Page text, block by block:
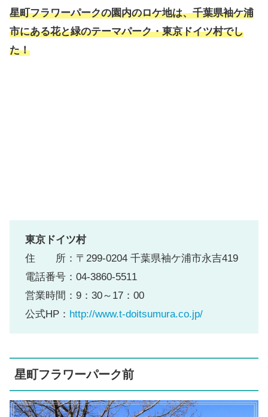
星町フラワーパークの園内のロケ地は、千葉県袖ケ浦
市にある花と緑のテーマパーク・東京ドイツ村でし
た！
東京ドイツ村
住 所：〒299-0204 千葉県袖ケ浦市永吉419
電話番号：04-3860-5511
営業時間：9：30～17：00
公式HP： http://www.t-doitsumura.co.jp/
星町フラワーパーク前